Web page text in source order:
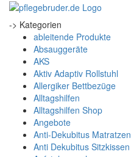
-> Kategorien
ableitende Produkte
Absauggeräte
AKS
Aktiv Adaptiv Rollstuhl
Allergiker Bettbezüge
Alltagshilfen
Alltagshilfen Shop
Angebote
Anti-Dekubitus Matratzen
Anti Dekubitus Sitzkissen